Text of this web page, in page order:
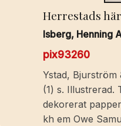
Herrestads
Isberg, Henning
pix93260
Ystad, Bjurström
(1) s. Illustrerad.
dekorerat
kh em Owe